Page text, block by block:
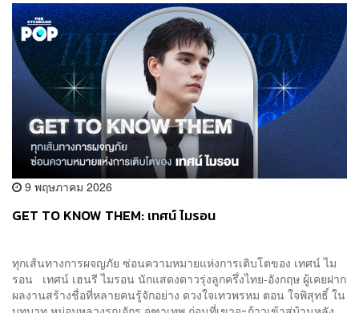
9 พฤษภาคม 2026
GET TO KNOW THEM: เทศน์ ไมรอน
ทุกเส้นทางการผจญภัย ซ่อนความหมายแห่งการเติบโตของ เทศน์ ไม
รอน เทศน์ เฮนรี ไมรอน นักแสดงดาวรุ่งลูกครึ่งไทย-อังกฤษ ผู้เคยฝาก
ผลงานสร้างชื่อที่หลายคนรู้จักอย่าง ดวงใจเทวพรหม ตอน ใจพิสุทธิ์ ใน